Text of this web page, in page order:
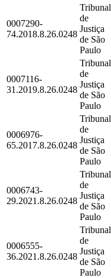
0007290-
74.2018.8.26.0248
Tribunal
de
Justiça
de São
Paulo
0007116-
31.2019.8.26.0248
Tribunal
de
Justiça
de São
Paulo
0006976-
65.2017.8.26.0248
Tribunal
de
Justiça
de São
Paulo
0006743-
29.2021.8.26.0248
Tribunal
de
Justiça
de São
Paulo
0006555-
36.2021.8.26.0248
Tribunal
de
Justiça
de São
Paulo